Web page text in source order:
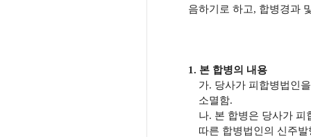
음하기로 하고, 합병경과
1. 본 합병의 내용
가. 당사가 피합병법인을
소멸함.
나. 본 합병은 당사가 피
따른 합병법인의 신주발